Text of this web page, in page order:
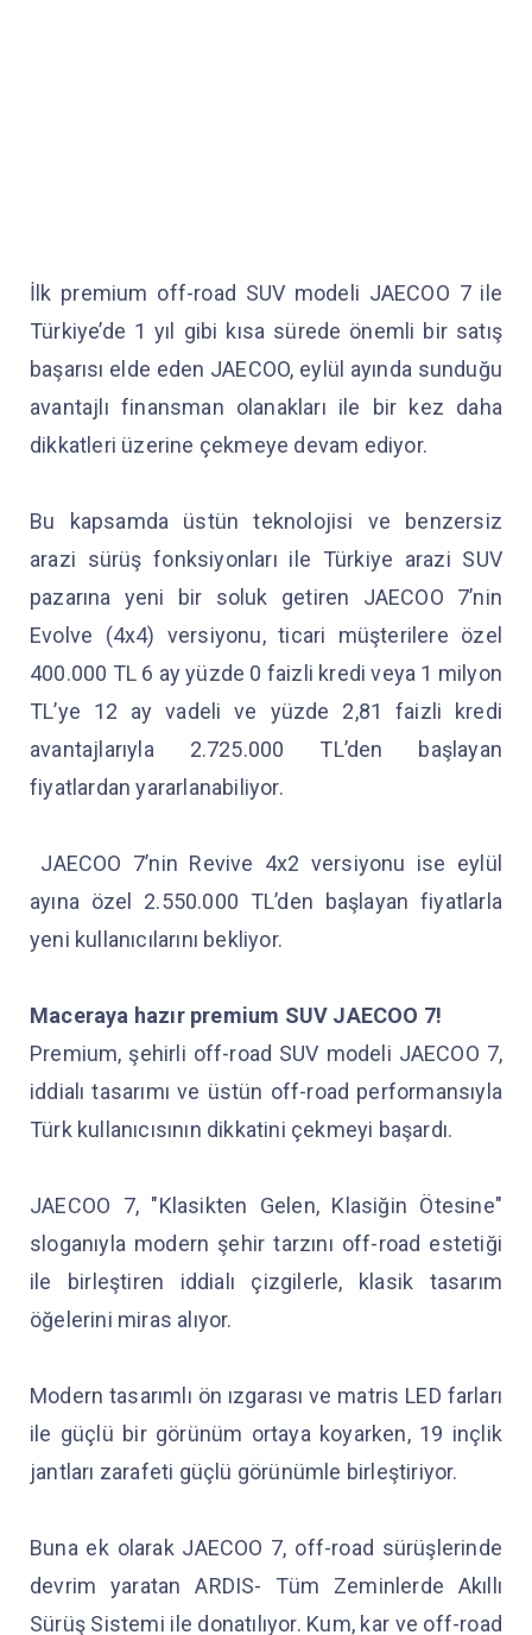
İlk premium off-road SUV modeli JAECOO 7 ile
Türkiye’de 1 yıl gibi kısa sürede önemli bir satış
başarısı elde eden JAECOO, eylül ayında sunduğu
avantajlı finansman olanakları ile bir kez daha
dikkatleri üzerine çekmeye devam ediyor.
Bu kapsamda üstün teknolojisi ve benzersiz
arazi sürüş fonksiyonları ile Türkiye arazi SUV
pazarına yeni bir soluk getiren JAECOO 7’nin
Evolve (4x4) versiyonu, ticari müşterilere özel
400.000 TL 6 ay yüzde 0 faizli kredi veya 1 milyon
TL’ye 12 ay vadeli ve yüzde 2,81 faizli kredi
avantajlarıyla 2.725.000 TL’den başlayan
fiyatlardan yararlanabiliyor.
JAECOO 7’nin Revive 4x2 versiyonu ise eylül
ayına özel 2.550.000 TL’den başlayan fiyatlarla
yeni kullanıcılarını bekliyor.
Maceraya hazır premium SUV JAECOO 7!
Premium, şehirli off-road SUV modeli JAECOO 7,
iddialı tasarımı ve üstün off-road performansıyla
Türk kullanıcısının dikkatini çekmeyi başardı.
JAECOO 7, "Klasikten Gelen, Klasiğin Ötesine"
sloganıyla modern şehir tarzını off-road estetiği
ile birleştiren iddialı çizgilerle, klasik tasarım
öğelerini miras alıyor.
Modern tasarımlı ön ızgarası ve matris LED farları
ile güçlü bir görünüm ortaya koyarken, 19 inçlik
jantları zarafeti güçlü görünümle birleştiriyor.
Buna ek olarak JAECOO 7, off-road sürüşlerinde
devrim yaratan ARDIS- Tüm Zeminlerde Akıllı
Sürüş Sistemi ile donatılıyor. Kum, kar ve off-road